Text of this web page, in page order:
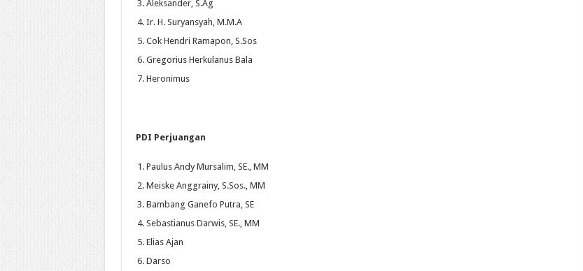
Aleksander, S.Ag
Ir. H. Suryansyah, M.M.A
Cok Hendri Ramapon, S.Sos
Gregorius Herkulanus Bala
Heronimus
PDI Perjuangan
Paulus Andy Mursalim, SE., MM
Meiske Anggrainy, S.Sos., MM
Bambang Ganefo Putra, SE
Sebastianus Darwis, SE., MM
Elias Ajan
Darso